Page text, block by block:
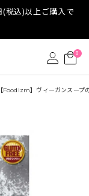
税込)以上ご購入で
0
Foodizm】ヴィーガンスープ